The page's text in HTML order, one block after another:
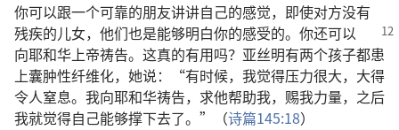
你可以跟一个可靠的朋友讲讲自己的感觉， 即使对方没有
残疾的儿女， 他们也是能够明白你的感受的。 你还可以
向耶和华上帝祷告。 这真的有用吗？ 亚丝明有两个孩子都患
上囊肿性纤维化， 她说：“有时候， 我觉得压力很大， 大得
令人窒息。 我向耶和华祷告， 求他帮助我， 赐我力量， 之后
我就觉得自己能够撑下去了。”（诗篇145:18）